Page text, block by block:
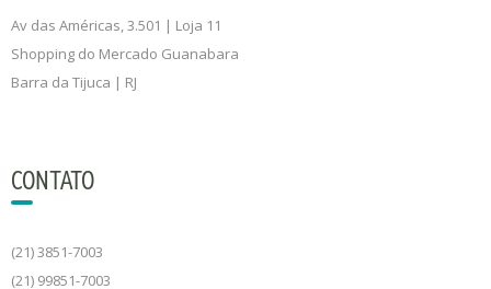
Av das Américas, 3.501 | Loja 11
Shopping do Mercado Guanabara
Barra da Tijuca | RJ
CONTATO
(21) 3851-7003
(21) 99851-7003